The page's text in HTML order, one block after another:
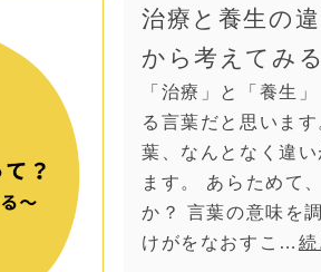
治療と養生の
から考えてみ
「治療」と「養生
る言葉だと思いま
葉、なんとなく違
ます。 あらためて
か？ 言葉の意味を
けがをなおすこ… 続